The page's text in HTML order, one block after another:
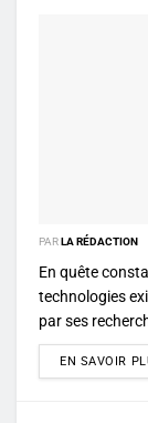
PARLA RÉDACTION
En quête
technologies
par ses
EN SAVOIR